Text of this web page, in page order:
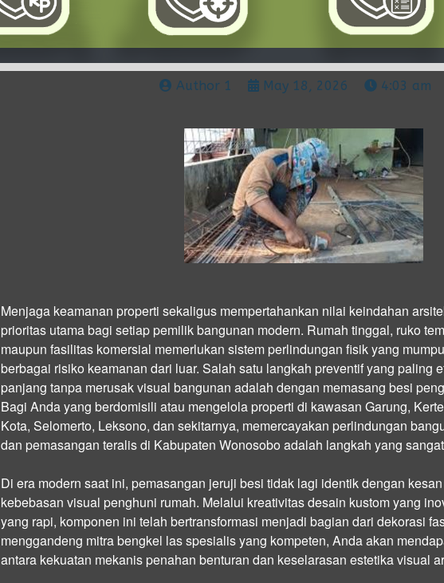
Author 1 May 18, 2026 4:03 am
Menjaga keamanan properti sekaligus mempertahankan nilai keindahan
prioritas utama bagi setiap pemilik bangunan modern. Rumah tinggal, ruko
maupun fasilitas komersial memerlukan sistem perlindungan fisik yang
berbagai risiko keamanan dari luar. Salah satu langkah preventif yang paling
panjang tanpa merusak visual bangunan adalah dengan memasang besi
Bagi Anda yang berdomisili atau mengelola properti di kawasan Garung,
Kota, Selomerto, Leksono, dan sekitarnya, memercayakan perlindungan
dan pemasangan teralis di Kabupaten Wonosobo adalah langkah yang
Di era modern saat ini, pemasangan jeruji besi tidak lagi identik dengan
kebebasan visual penghuni rumah. Melalui kreativitas desain kustom yang
yang rapi, komponen ini telah bertransformasi menjadi bagian dari dekorasi
menggandeng mitra bengkel las spesialis yang kompeten, Anda akan
antara kekuatan mekanis penahan benturan dan keselarasan estetika visual